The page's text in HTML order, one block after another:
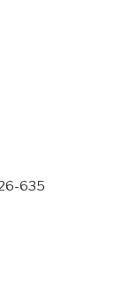
635